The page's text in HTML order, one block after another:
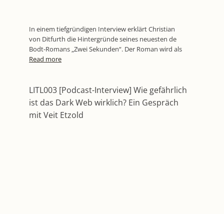
In einem tiefgründigen Interview erklärt Christian
von Ditfurth die Hintergründe seines neuesten de
Bodt-Romans „Zwei Sekunden“. Der Roman wird als
Read more
LITL003 [Podcast-Interview] Wie gefährlich
ist das Dark Web wirklich? Ein Gespräch
mit Veit Etzold